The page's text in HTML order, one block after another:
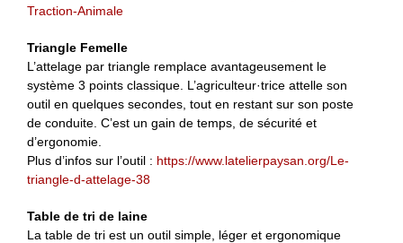
Traction-Animale
Triangle Femelle
L’attelage par triangle remplace avantageusement le
système 3 points classique. L’agriculteur·trice attelle son
outil en quelques secondes, tout en restant sur son poste
de conduite. C’est un gain de temps, de sécurité et
d’ergonomie.
Plus d’infos sur l’outil : https://www.latelierpaysan.org/Le-
triangle-d-attelage-38
Table de tri de laine
La table de tri est un outil simple, léger et ergonomique